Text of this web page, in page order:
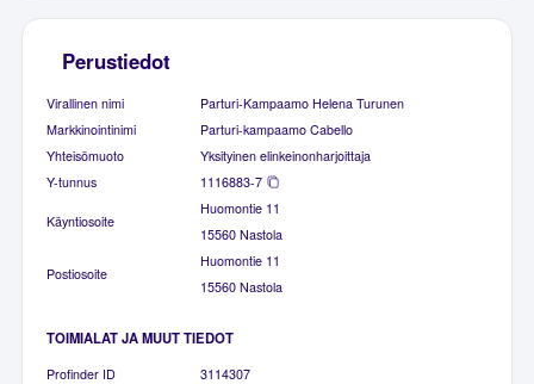
Perustiedot
Virallinen nimi
Parturi-Kampaamo Helena Turunen
Markkinointinimi
Parturi-kampaamo Cabello
Yhteisömuoto
Yksityinen elinkeinonharjoittaja
Y-tunnus
1116883-7
Käyntiosoite
Huomontie 11
15560 Nastola
Postiosoite
Huomontie 11
15560 Nastola
TOIMIALAT JA MUUT TIEDOT
Profinder ID
3114307